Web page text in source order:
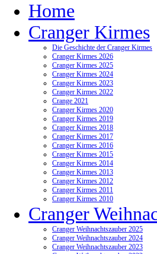
Home
Cranger Kirmes
Die Geschichte der Cranger Kirmes
Cranger Kirmes 2026
Cranger Kirmes 2025
Cranger Kirmes 2024
Cranger Kirmes 2023
Cranger Kirmes 2022
Crange 2021
Cranger Kirmes 2020
Cranger Kirmes 2019
Cranger Kirmes 2018
Cranger Kirmes 2017
Cranger Kirmes 2016
Cranger Kirmes 2015
Cranger Kirmes 2014
Cranger Kirmes 2013
Cranger Kirmes 2012
Cranger Kirmes 2011
Cranger Kirmes 2010
Cranger
Cranger Weihnachtszauber 2025
Cranger Weihnachtszauber 2024
Cranger Weihnachtszauber 2023